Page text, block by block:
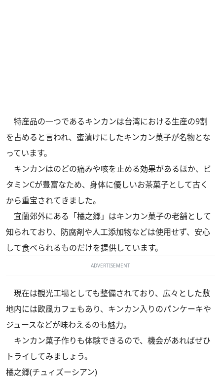
特産品の一つであるキンカンは台湾における生産の9割
を占めると言われ、蜜漬けにしたキンカン菓子が名物とな
っています。
キンカンはのどの痛みや咳を止める効果があるほか、ビ
タミンCが豊富なため、身体に優しいお茶菓子として古く
から重宝されてきました。
宜蘭郊外にある「橘之郷」はキンカン菓子の老舗として
知られており、防腐剤や人工添加物などは使用せず、安心
して食べられるものだけを提供しています。
ADVERTISEMENT
現在は観光工場としても整備されており、広々とした敷
地内には欧風カフェもあり、キンカン入りのパンケーキや
ジュースなどが味わえるのも魅力。
キンカン菓子作りも体験できるので、機会があればぜひ
トライしてみましょう。
橘之郷(チュィズーシアン)